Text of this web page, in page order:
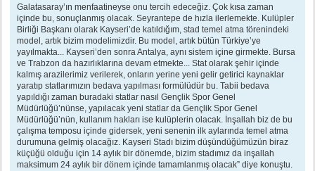
Galatasaray’ın menfaatineyse onu tercih edeceğiz. Çok kısa zaman
içinde bu, sonuçlanmış olacak. Seyrantepe de hızla ilerlemekte. Kulüpler
Birliği Başkanı olarak Kayseri’de katıldığım, stad temel atma törenindeki
model, artık bizim modelimizdir. Bu model, artık bütün Türkiye’ye
yayılmakta... Kayseri’den sonra Antalya, aynı sistem içine girmekte. Bursa
ve Trabzon da hazırlıklarına devam etmekte... Stat olarak şehir içinde
kalmış arazilerimiz verilerek, onların yerine yeni gelir getirici kaynaklar
yaratıp statlarımızın bedava yapılması formülüdür bu. Tabii bedava
yapıldığı zaman buradaki statlar nasıl Gençlik Spor Genel
Müdürlüğü’nünse, yapılacak yeni statlar da Gençlik Spor Genel
Müdürlüğü’nün, kullanım hakları ise kulüplerin olacak. İnşallah biz de bu
çalışma temposu içinde gidersek, yeni senenin ilk aylarında temel atma
durumuna gelmiş olacağız. Kayseri Stadı bizim düşündüğümüzün biraz
küçüğü olduğu için 14 aylık bir dönemde, bizim stadımız da inşallah
maksimum 24 aylık bir dönem içinde tamamlanmış olacak” diye konuştu.